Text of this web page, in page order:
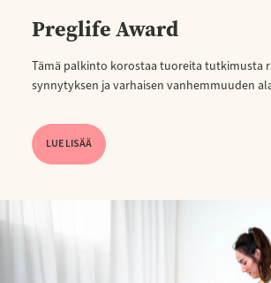
Preglife Award
Tämä palkinto korostaa tuoreita tutkimusta
synnytyksen ja varhaisen vanhemmuuden
LUE LISÄÄ